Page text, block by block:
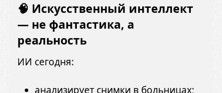
🧠 Искусственный интеллект
— не фантастика, а
реальность
ИИ сегодня:
анализирует снимки в больницах;